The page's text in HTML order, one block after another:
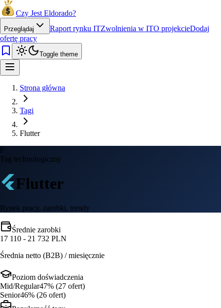
Czy Jest Eldorado?
Przeglądaj Raport rynku ITZwolnienia w ITO projekcieDodaj
ofertę pracy
Toggle theme
Strona główna
Tagi
Flutter
F
Tag technologiczny
Flutter
Rynek pracy, zarobki, trendy
Średnie zarobki
17 110 - 21 732 PLN
Średnia netto (B2B) / miesięcznie
Poziom doświadczenia
Mid/Regular47% (27 ofert)
Senior46% (26 ofert)